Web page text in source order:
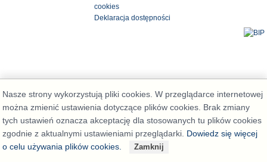
cookies
Deklaracja dostępności
Nasze strony wykorzystują pliki cookies. W przeglądarce internetowej
można zmienić ustawienia dotyczące plików cookies. Brak zmiany
tych ustawień oznacza akceptację dla stosowanych tu plików cookies
zgodnie z aktualnymi ustawieniami przeglądarki. Dowiedz się więcej
o celu używania plików cookies.